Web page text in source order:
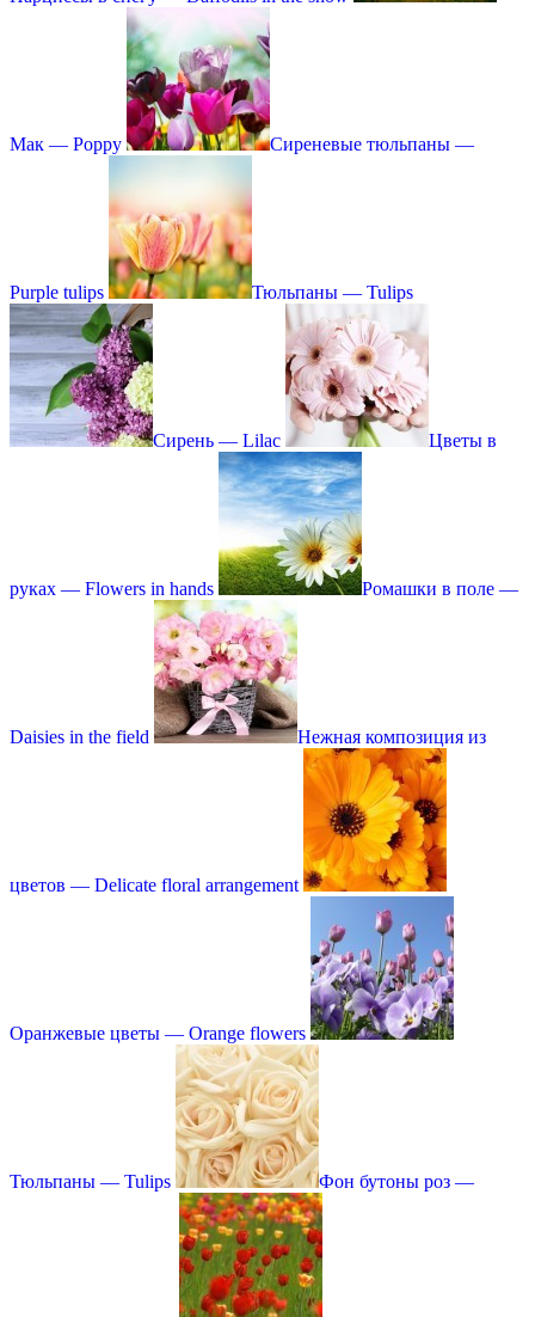
Мак — Poppy Сиреневые тюльпаны —
Purple tulips Тюльпаны — Tulips
Сирень — Lilac Цветы в
руках — Flowers in hands Ромашки в поле —
Daisies in the field Нежная композиция из
цветов — Delicate floral arrangement
Оранжевые цветы — Orange flowers
Тюльпаны — Tulips Фон бутоны роз —